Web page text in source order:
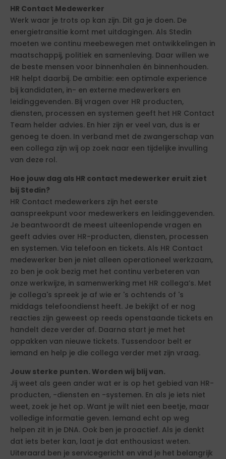
HR Contact Medewerker
Werk waar je trots op kan zijn. Dit ga je doen. De
energietransitie komt met uitdagingen. Als Stedin
moeten we continu meebewegen met ontwikkelingen in
maatschappij, politiek en samenleving. Daar willen we
de beste mensen voor binnenhalen én binnenhouden.
HR helpt daarbij. De ambitie: een optimale experience
bij kandidaten, in- en externe medewerkers en
leidinggevenden. Bij vragen over HR producten,
diensten, processen en systemen geeft het HR Contact
Team helder advies. En hier zijn er veel van, dus is er
genoeg te doen. In verband met de zwangerschap van
een collega zijn wij op zoek naar een tijdelijke invulling
van deze rol.
Hoe jouw dag als HR contact medewerker eruit ziet
bij Stedin?
HR Contact medewerkers zijn het eerste
aanspreekpunt voor medewerkers en leidinggevenden.
Je beantwoordt de meest uiteenlopende vragen en
geeft advies over HR-producten, diensten, processen
en systemen. Via telefoon en tickets. Als HR Contact
medewerker ben je niet alleen operationeel werkzaam,
zo ben je ook bezig met het continu verbeteren van
onze werkwijze, in samenwerking met HR collega’s. Met
je collega's spreek je af wie er 's ochtends of 's
middags telefoondienst heeft. Je bekijkt of er nog
reacties zijn geweest op reeds openstaande tickets en
handelt deze verder af. Daarna start je met het
oppakken van nieuwe tickets. Tussendoor belt er
iemand en help je die collega verder met zijn vraag.
Jouw sterke punten. Worden wij blij van.
Jij weet als geen ander wat er is op het gebied van HR-
producten, -diensten en -systemen. En als je iets niet
weet, zoek je het op. Want je wilt niet een beetje, maar
volledige informatie geven. Iemand echt op weg
helpen zit in je DNA. Ook ben je proactief. Als je denkt
dat iets beter kan, laat je dat enthousiast weten.
Uiteraard ben je servicegericht en vind je het belangrijk